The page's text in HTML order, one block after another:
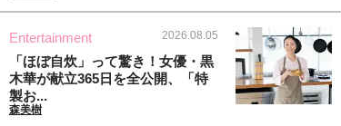
Entertainment 2026.08.05
「ほぼ自炊」って驚き！女優・黒
木華が献立365日を全公開、「特
製お...
森美樹